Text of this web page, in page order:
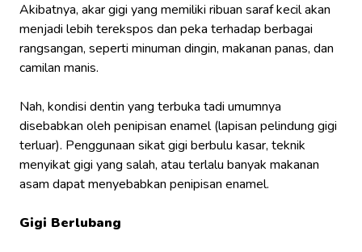
Akibatnya, akar gigi yang memiliki ribuan saraf kecil akan
menjadi lebih terekspos dan peka terhadap berbagai
rangsangan, seperti minuman dingin, makanan panas, dan
camilan manis.
Nah, kondisi dentin yang terbuka tadi umumnya
disebabkan oleh penipisan enamel (lapisan pelindung gigi
terluar). Penggunaan sikat gigi berbulu kasar, teknik
menyikat gigi yang salah, atau terlalu banyak makanan
asam dapat menyebabkan penipisan enamel.
Gigi Berlubang